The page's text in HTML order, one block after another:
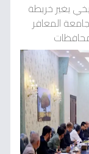
يغير خريطة
المعافر